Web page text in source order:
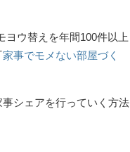
ヨウ替えを年間100件以上
家事でモメない部屋づく
シェアを行っていく方法